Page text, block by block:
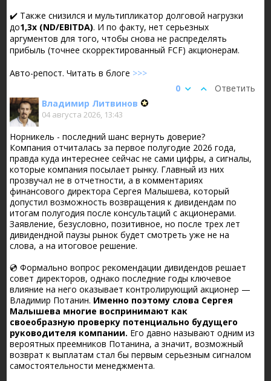
✔️ Также снизился и мультипликатор долговой нагрузки
до1,3х (ND/EBITDA). И по факту, нет серьезных
аргументов для того, чтобы снова не распределять
прибыль (точнее скорректированный FCF) акционерам.
Авто-репост. Читать в блоге >>>
Ответить
0
Владимир Литвинов
04 августа 2026, 13:43
Норникель - последний шанс вернуть доверие?
Компания отчиталась за первое полугодие 2026 года,
правда куда интереснее сейчас не сами цифры, а сигналы,
которые компания посылает рынку. Главный из них
прозвучал не в отчетности, а в комментариях
финансового директора Сергея Малышева, который
допустил возможность возвращения к дивидендам по
итогам полугодия после консультаций с акционерами.
Заявление, безусловно, позитивное, но после трех лет
дивидендной паузы рынок будет смотреть уже не на
слова, а на итоговое решение.
💿 Формально вопрос рекомендации дивидендов решает
совет директоров, однако последние годы ключевое
влияние на него оказывает контролирующий акционер —
Владимир Потанин. Именно поэтому слова Сергея
Малышева многие воспринимают как
своеобразную проверку потенциально будущего
руководителя компании. Его давно называют одним из
вероятных преемников Потанина, а значит, возможный
возврат к выплатам стал бы первым серьезным сигналом
самостоятельности менеджмента.